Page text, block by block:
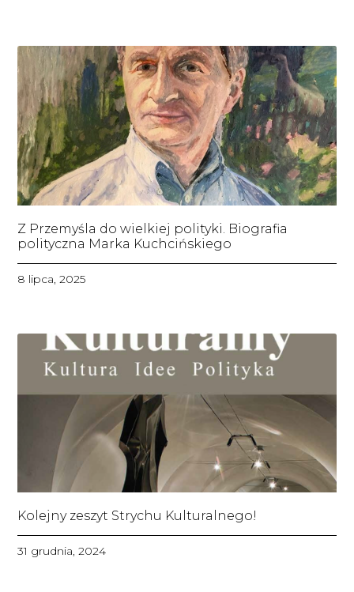
Z Przemyśla do wielkiej polityki. Biografia
polityczna Marka Kuchcińskiego
8 lipca, 2025
Kolejny zeszyt Strychu Kulturalnego!
31 grudnia, 2024